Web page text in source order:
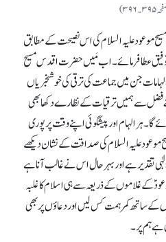
موعود علیہ السلام کی اس نصیحت کے مطابق
عطا فرمائے۔ اب مَیں حضر ت اقدس مسیح
کے۱۹۰۳ ء کے بعض الہامات جن میں جماعت کی ترقی کی خوشخبریاں
فضل سے ہمیں ترقیات کے نظارے دکھا بھی
گا۔ہر الہام اور پیشگوئی اپنے وقت پر پوری
علیہ السلام کی صداقت کے نشان دیکھے
الٰہی تقدیر ہے اوربہرحال اس نے غالب آناہے
کے غلاموں کے ذریعہ سے ہی اسلام کا غلبہ
کے ساتھ کمر ہمت کس لیں اور دعاؤں پر بھی
ہے ہم پر۔